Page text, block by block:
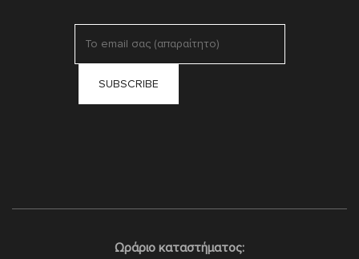
Ωράριο καταστήματος: